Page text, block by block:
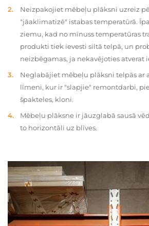
Neizpakojiet mēbeļu plāksni uzreiz
"jāaklimatizē" istabas temperatūrā.
ziemu, kad no mīnuss temperatūras
produkti tiek ievesti siltā telpā, un
neizbēgamas, ja nekavējoties atverat
Neglabājiet mēbeļu plāksni telpās ar
līmeni, kur ir "slapjie" remontdarbi,
špakteles, kloni.
Mēbeļu plāksne ir jāuzglabā sausā
to horizontāli uz blīves.